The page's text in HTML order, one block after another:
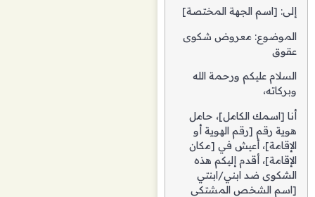
إلى: [اسم الجهة المختصة]
الموضوع: معروض شكوى
عقوق
السلام عليكم ورحمة الله
وبركاته،
أنا [اسمك الكامل]، حامل
هوية رقم [رقم الهوية أو
الإقامة]، أعيش في [مكان
الإقامة]، أقدم إليكم هذه
الشكوى ضد ابني/ابنتي
[اسم الشخص المشتكى